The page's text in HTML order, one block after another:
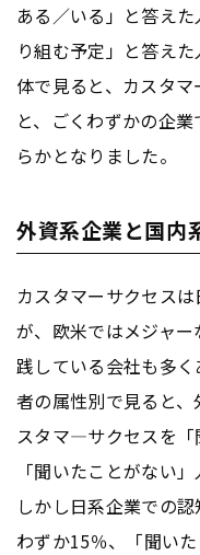
ある／いる」と答え
り組む予定」と答え
体で見ると、カスタ
と、ごくわずかの企
らかとなりました。
外資系企業と国内
カスタマーサクセス
が、欧米ではメジャー
践している会社も多
者の属性別で見ると
スタマ―サクセスを「
「聞いたことがない
しかし日系企業での
わずか15％、「聞い